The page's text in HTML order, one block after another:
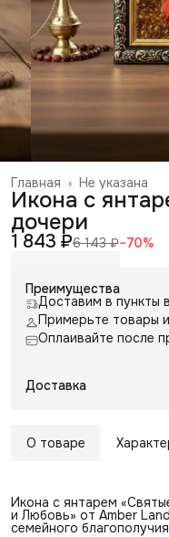
Не указана
Главная ›
Икона с
дочери
1 843 ₽6 143 ₽−70%
Преимущества
Доставим в пункты
Примерьте товары
Оплаивайте после
Доставка
О товаре
Икона с янтарем
и Любовь» от Amber
семейного благополучия